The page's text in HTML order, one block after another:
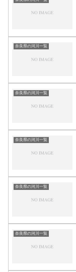
奈良県の河川一覧
奈良県の河川一覧
奈良県の河川一覧
奈良県の河川一覧
奈良県の河川一覧